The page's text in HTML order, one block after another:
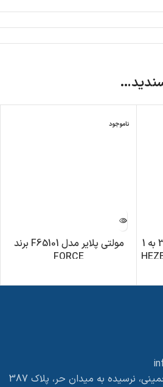
مولتی پلایر تبدیل درایو 3/4 به 1
ناموجود
مولتی پلایر مدل F65101 برند
FORCE
نرسیده به میدان حر، پلاک 387